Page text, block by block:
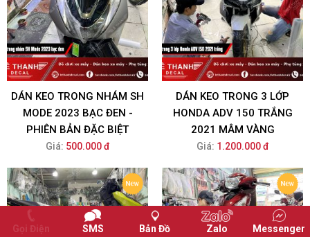
DÁN KEO TRONG NHÁM SH
MODE 2023 BẠC ĐEN -
PHIÊN BẢN ĐẶC BIỆT
Giá: 500.000 đ
DÁN KEO TRONG 3 LỚP
HONDA ADV 150 TRẮNG
2021 MÂM VÀNG
Giá: 1.200.000 đ
Gọi Điện SMS Bản Đồ Zalo Messenger